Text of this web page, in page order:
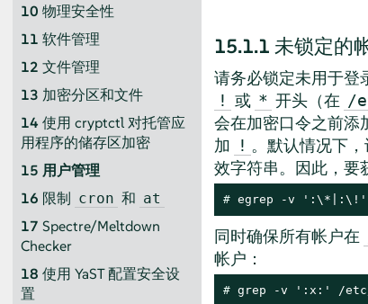
10 物理安全性
11 软件管理
12 文件管理
13 加密分区和文件
14 使用 cryptctl 对托管应
用程序的储存区加密
15 用户管理
16 限制 cron 和 at
17 Spectre/Meltdown
Checker
18 使用 YaST 配置安全设
置
15.1.1 未锁定的
请务必锁定未用于登
! 或 * 开头（在 /
会在加密口令之前添
加
! 。默认情况下
效字符串。因此，要
# egrep -v ':\*|:\!'
同时确保所有帐户在
帐户：
# grep -v ':x:' /etc/